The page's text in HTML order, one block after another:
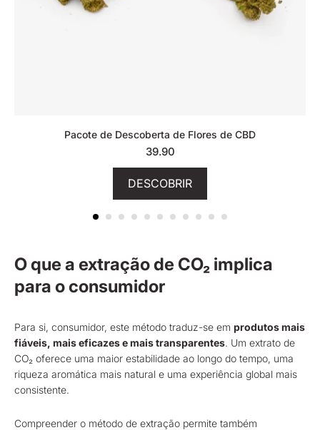
Pacote de Descoberta de Flores de CBD
39.90
DESCOBRIR
O que a extração de CO₂ implica
para o consumidor
Para si, consumidor, este método traduz-se em produtos mais
fiáveis, mais eficazes e mais transparentes. Um extrato de
CO₂ oferece uma maior estabilidade ao longo do tempo, uma
riqueza aromática mais natural e uma experiência global mais
consistente.
Compreender o método de extração permite também